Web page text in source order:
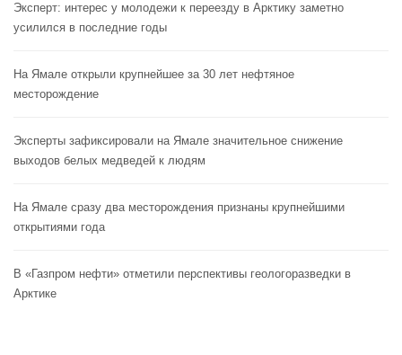
Эксперт: интерес у молодежи к переезду в Арктику заметно
усилился в последние годы
На Ямале открыли крупнейшее за 30 лет нефтяное
месторождение
Эксперты зафиксировали на Ямале значительное снижение
выходов белых медведей к людям
На Ямале сразу два месторождения признаны крупнейшими
открытиями года
В «Газпром нефти» отметили перспективы геологоразведки в
Арктике